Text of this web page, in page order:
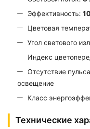
Эффективность:
Цветовая
Угол светового
Индекс
Отсутствие
освещение
Класс
Технические